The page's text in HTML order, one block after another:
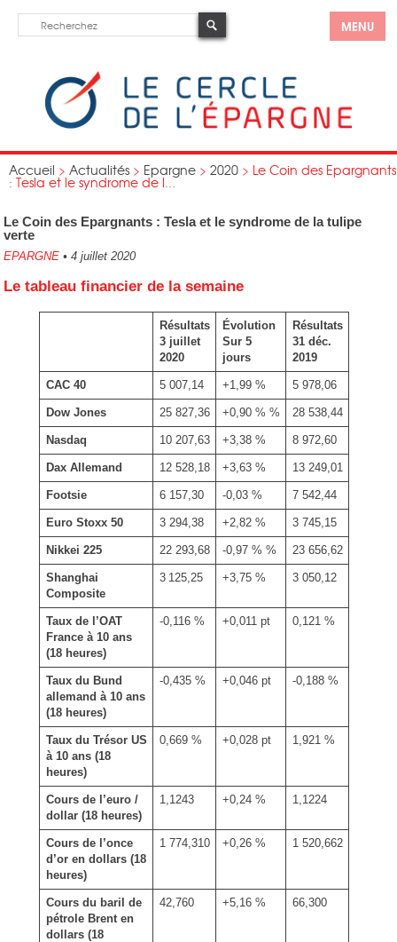
MENU
Accueil > Actualités > Epargne > 2020 > Le Coin des Epargnants
: Tesla et le syndrome de l...
Le Coin des Epargnants : Tesla et le syndrome de la tulipe
verte
EPARGNE • 4 juillet 2020
Le tableau financier de la semaine
Résultats
3 juillet
2020
Évolution
Sur 5
jours
Résultats
31 déc.
2019
CAC 40 5 007,14 +1,99 % 5 978,06
Dow Jones 25 827,36 +0,90 % % 28 538,44
Nasdaq 10 207,63 +3,38 % 8 972,60
Dax Allemand 12 528,18 +3,63 % 13 249,01
Footsie 6 157,30 -0,03 % 7 542,44
Euro Stoxx 50 3 294,38 +2,82 % 3 745,15
Nikkei 225 22 293,68 -0,97 % % 23 656,62
Shanghai
Composite
3 125,25 +3,75 % 3 050,12
Taux de l’OAT
France à 10 ans
(18 heures)
-0,116 % +0,011 pt 0,121 %
Taux du Bund
allemand à 10 ans
(18 heures)
-0,435 % +0,046 pt -0,188 %
Taux du Trésor US
à 10 ans (18
heures)
0,669 % +0,028 pt 1,921 %
Cours de l’euro /
dollar (18 heures)
1,1243 +0,24 % 1,1224
Cours de l’once
d’or en dollars (18
heures)
1 774,310 +0,26 % 1 520,662
Cours du baril de
pétrole Brent en
dollars (18
42,760 +5,16 % 66,300